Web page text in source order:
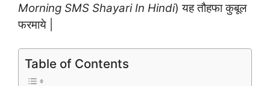
Morning SMS Shayari In Hindi) यह तौहफा कुबूल
फरमाये |
Table of Contents